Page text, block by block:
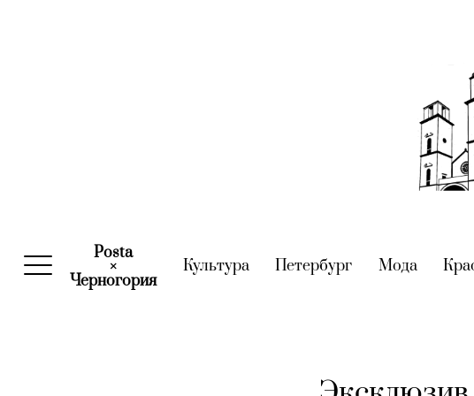
Posta
×
Черногория(current)
Культура(current)
Петербург (current)
Мода